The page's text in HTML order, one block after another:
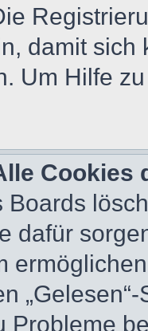
damit
Um Hilfe
Boards
dafür
Probleme